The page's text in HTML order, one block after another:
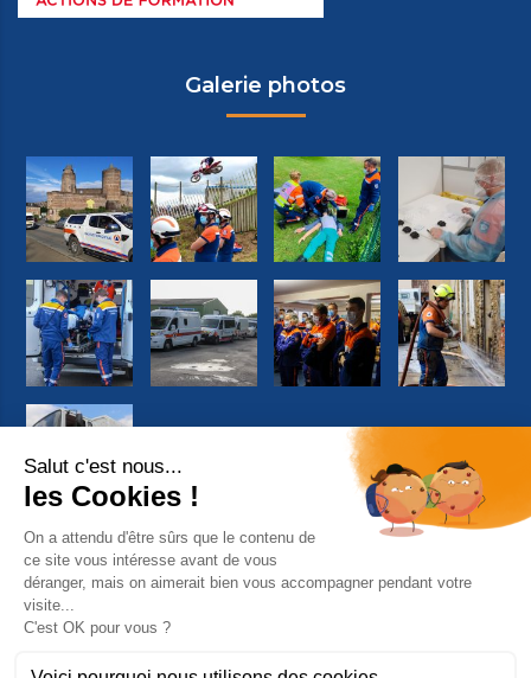
Galerie photos
Suivez-nous sur Facebook